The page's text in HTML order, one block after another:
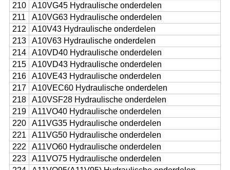
210
A10VG45 Hydraulische onderdelen
211
A10VG63 Hydraulische onderdelen
212
A10V43 Hydraulische onderdelen
213
A10V63 Hydraulische onderdelen
214
A10VD40 Hydraulische onderdelen
215
A10VD43 Hydraulische onderdelen
216
A10VE43 Hydraulische onderdelen
217
A10VEC60 Hydraulische onderdelen
218
A10VSF28 Hydraulische onderdelen
219
A11VO40 Hydraulische onderdelen
220
A11VG35 Hydraulische onderdelen
221
A11VG50 Hydraulische onderdelen
222
A11VO60 Hydraulische onderdelen
223
A11VO75 Hydraulische onderdelen